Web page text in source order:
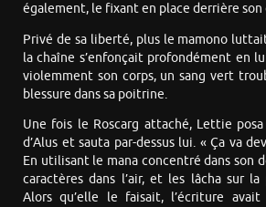
également, le fixant en place derrière son
Privé de sa liberté, plus le mamono
la chaîne s’enfonçait profondément en
violemment son corps, un sang vert
blessure dans sa poitrine.
Une fois le Roscarg attaché, Lettie posa
d’Alus et sauta par-dessus lui. « Ça va
En utilisant le mana concentré dans son
caractères dans l’air, et les lâcha sur
Alors qu’elle le faisait, l’écriture